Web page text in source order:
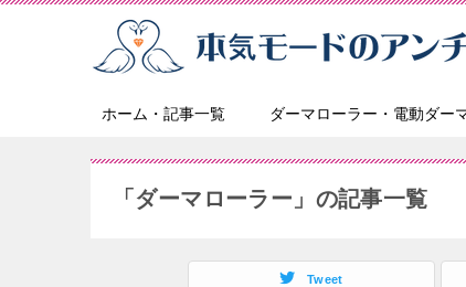
ホーム・記事一覧 ダーマローラー・電動ダー
「ダーマローラー」の記事一覧
Tweet